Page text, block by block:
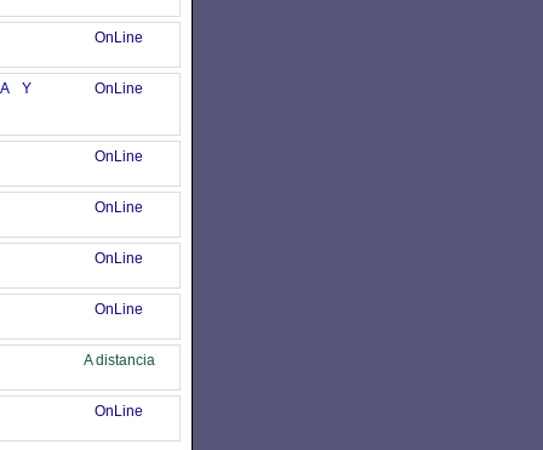
OnLine
Y OnLine
OnLine
OnLine
OnLine
OnLine
A distancia
OnLine